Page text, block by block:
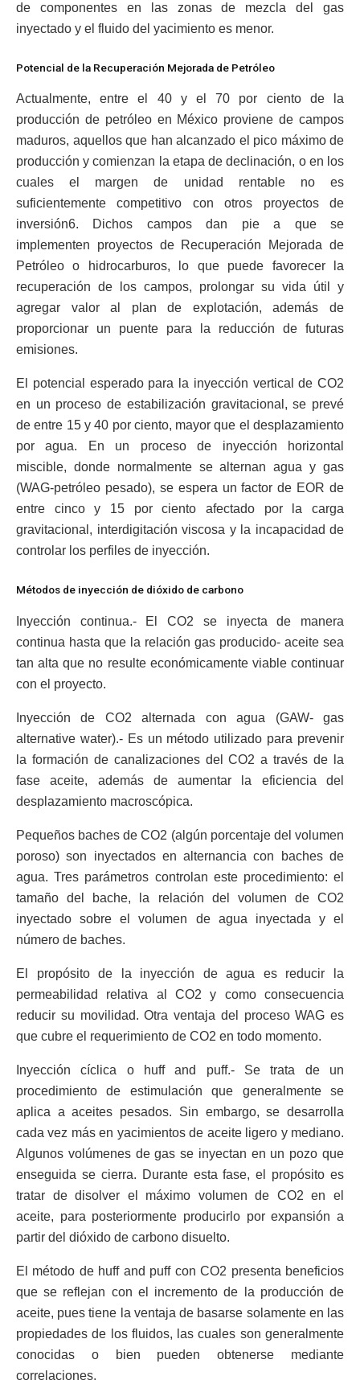
de componentes en las zonas de mezcla del gas
inyectado y el fluido del yacimiento es menor.
Potencial de la Recuperación Mejorada de Petróleo
Actualmente, entre el 40 y el 70 por ciento de la
producción de petróleo en México proviene de campos
maduros, aquellos que han alcanzado el pico máximo de
producción y comienzan la etapa de declinación, o en los
cuales el margen de unidad rentable no es
suficientemente competitivo con otros proyectos de
inversión6. Dichos campos dan pie a que se
implementen proyectos de Recuperación Mejorada de
Petróleo o hidrocarburos, lo que puede favorecer la
recuperación de los campos, prolongar su vida útil y
agregar valor al plan de explotación, además de
proporcionar un puente para la reducción de futuras
emisiones.
El potencial esperado para la inyección vertical de CO2
en un proceso de estabilización gravitacional, se prevé
de entre 15 y 40 por ciento, mayor que el desplazamiento
por agua. En un proceso de inyección horizontal
miscible, donde normalmente se alternan agua y gas
(WAG-petróleo pesado), se espera un factor de EOR de
entre cinco y 15 por ciento afectado por la carga
gravitacional, interdigitación viscosa y la incapacidad de
controlar los perfiles de inyección.
Métodos de inyección de dióxido de carbono
Inyección continua.- El CO2 se inyecta de manera
continua hasta que la relación gas producido- aceite sea
tan alta que no resulte económicamente viable continuar
con el proyecto.
Inyección de CO2 alternada con agua (GAW- gas
alternative water).- Es un método utilizado para prevenir
la formación de canalizaciones del CO2 a través de la
fase aceite, además de aumentar la eficiencia del
desplazamiento macroscópica.
Pequeños baches de CO2 (algún porcentaje del volumen
poroso) son inyectados en alternancia con baches de
agua. Tres parámetros controlan este procedimiento: el
tamaño del bache, la relación del volumen de CO2
inyectado sobre el volumen de agua inyectada y el
número de baches.
El propósito de la inyección de agua es reducir la
permeabilidad relativa al CO2 y como consecuencia
reducir su movilidad. Otra ventaja del proceso WAG es
que cubre el requerimiento de CO2 en todo momento.
Inyección cíclica o huff and puff.- Se trata de un
procedimiento de estimulación que generalmente se
aplica a aceites pesados. Sin embargo, se desarrolla
cada vez más en yacimientos de aceite ligero y mediano.
Algunos volúmenes de gas se inyectan en un pozo que
enseguida se cierra. Durante esta fase, el propósito es
tratar de disolver el máximo volumen de CO2 en el
aceite, para posteriormente producirlo por expansión a
partir del dióxido de carbono disuelto.
El método de huff and puff con CO2 presenta beneficios
que se reflejan con el incremento de la producción de
aceite, pues tiene la ventaja de basarse solamente en las
propiedades de los fluidos, las cuales son generalmente
conocidas o bien pueden obtenerse mediante
correlaciones.